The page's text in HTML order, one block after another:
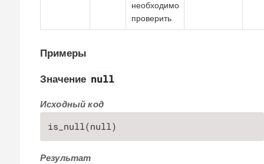
необходимо
проверить
Примеры
Значение null
Исходный код
is_null(null)
Результат